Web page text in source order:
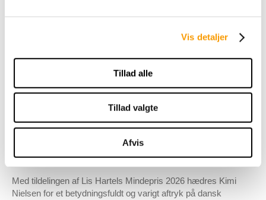
Vis detaljer
Tillad alle
Tillad valgte
Afvis
retning for sportens fremtid.
Dressurens Venner fremhæver særligt Kimi Nielsens arbejde
med at styrke hestevelfærden og hendes rolle i udviklingen af
forbundets nye velfærdsstrategi. Initiativet ses som et vigtigt
troværdighed.
I motivationen for tildelingen lyder det blandt andet, at Kimi
Nielsen har vist, at lederskab ikke alene handler om sportslige
resultater, men også om viljen til at tage ansvar, gå forrest i
udfordrende tider og bidrage til nødvendige forandringer.
Med tildelingen af Lis Hartels Mindepris 2026 hædres Kimi
Nielsen for et betydningsfuldt og varigt aftryk på dansk